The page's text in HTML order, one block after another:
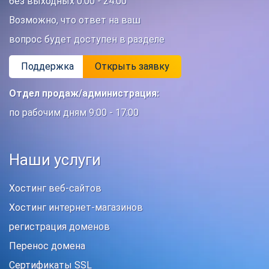
Возможно, что ответ на ваш
вопрос будет доступен в разделе
Поддержка Открыть заявку
Отдел продаж/администрация:
по рабочим дням 9:00 - 17:00
Наши услуги
Хостинг веб-сайтов
Хостинг интернет-магазинов
регистрация доменов
Перенос домена
Сертификаты SSL